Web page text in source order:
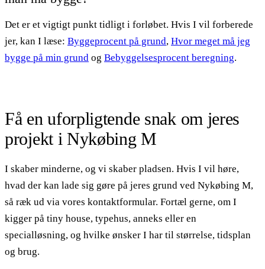
Det er et vigtigt punkt tidligt i forløbet. Hvis I vil forberede
jer, kan I læse: Byggeprocent på grund, Hvor meget må jeg
bygge på min grund og Bebyggelsesprocent beregning.
Få en uforpligtende snak om jeres
projekt i Nykøbing M
I skaber minderne, og vi skaber pladsen. Hvis I vil høre,
hvad der kan lade sig gøre på jeres grund ved Nykøbing M,
så ræk ud via vores kontaktformular. Fortæl gerne, om I
kigger på tiny house, typehus, anneks eller en
specialløsning, og hvilke ønsker I har til størrelse, tidsplan
og brug.